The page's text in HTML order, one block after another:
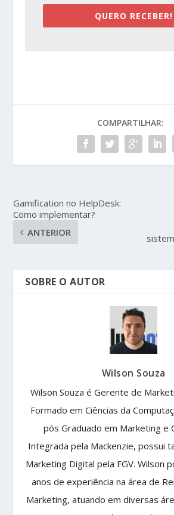
QUERO RECEBER!
COMPARTILHAR:
Gamification no HelpDesk:
Como implementar?
ANTERIOR
SOBRE O AUTOR
Wilson Souza
Wilson Souza é Gerente de
Formado em Ciências da
pós Graduado em Marketing e
Integrada pela Mackenzie, possui
Marketing Digital pela FGV. Wilson
anos de experiência na área de
Marketing, atuando em diversas